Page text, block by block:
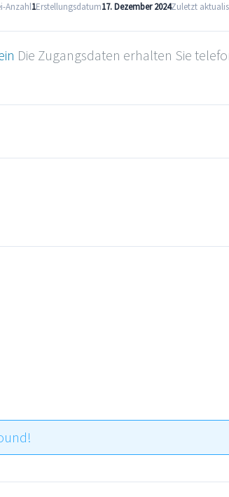
Anzahl1Erstellungsdatum17. Dezember 2024Zuletzt
Die Zugangsdaten erhalten Sie